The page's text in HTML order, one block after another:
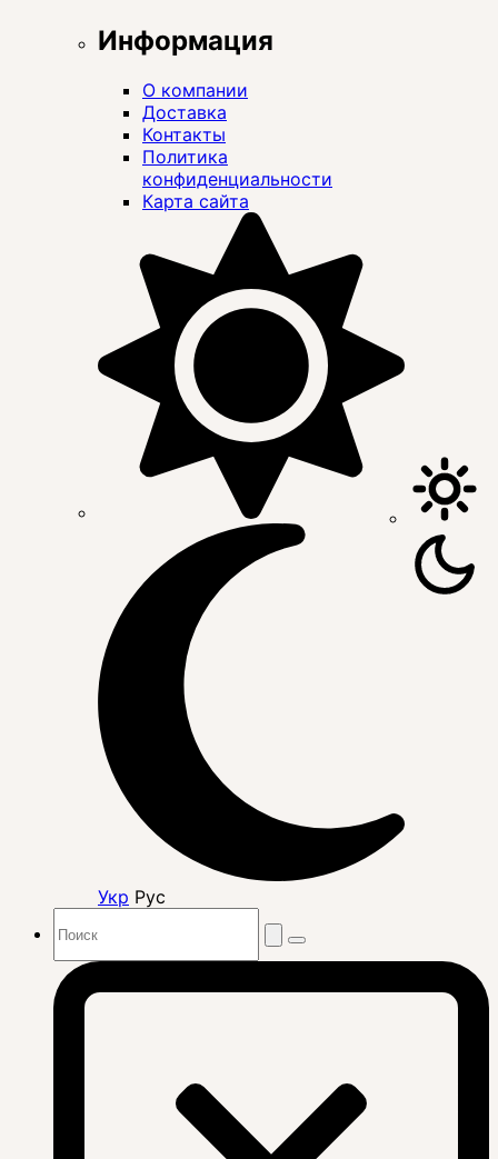
Информация
О компании
Доставка
Контакты
Политика
конфиденциальности
Карта сайта
Укр Рус